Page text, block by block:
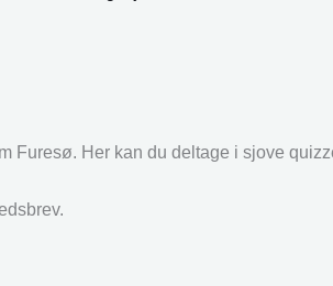
Furesø. Her kan du deltage i sjove